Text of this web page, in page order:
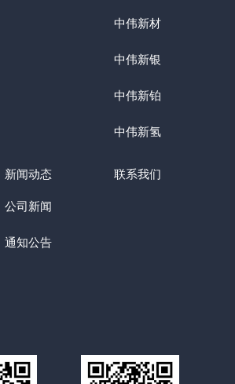
中伟新材
中伟新银
中伟新铂
中伟新氢
新闻动态
公司新闻
通知公告
联系我们